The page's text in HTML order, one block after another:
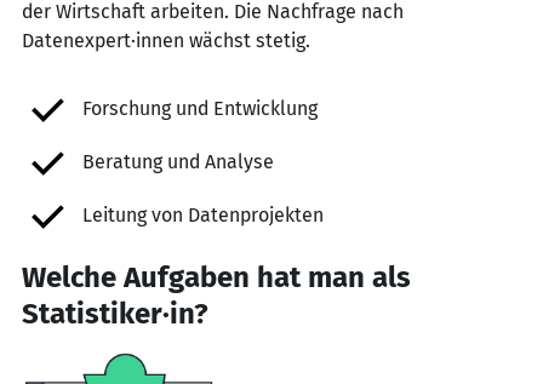
der Wirtschaft arbeiten. Die Nachfrage nach
Datenexpert·innen wächst stetig.
Forschung und Entwicklung
Beratung und Analyse
Leitung von Datenprojekten
Welche Aufgaben hat man als
Statistiker·in?